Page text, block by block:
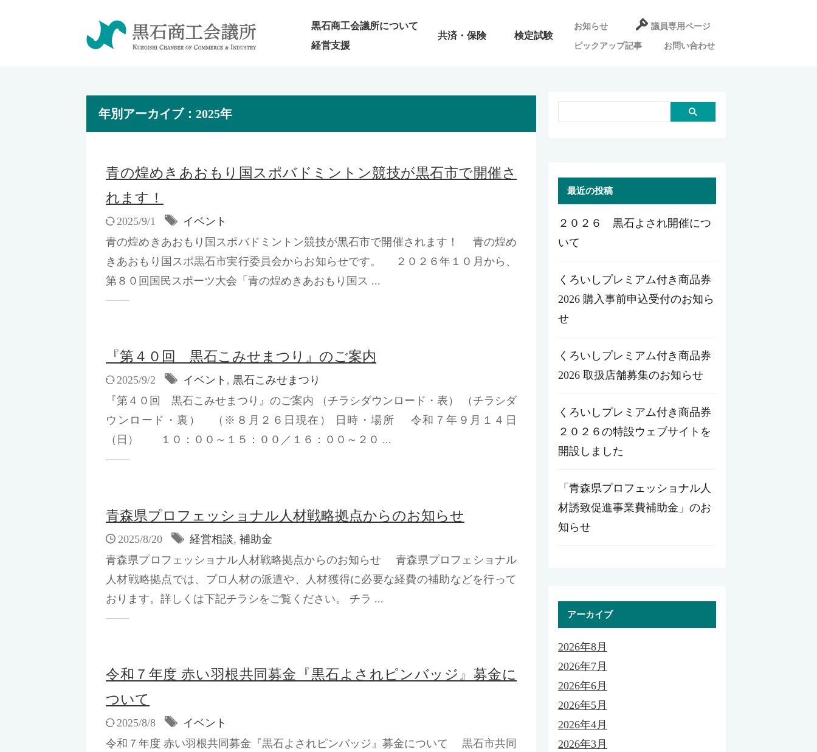
黒石商工会議所について
経営支援
共済・保険 検定試験
お知らせ 議員専用ページ
ピックアップ記事 お問い合わせ
年別アーカイブ：2025年
青の煌めきあおもり国スポバドミントン競技が黒石市で開催さ
れます！
2025/9/1
イベント
青の煌めきあおもり国スポバドミントン競技が黒石市で開催されます！ 青の煌め
きあおもり国スポ黒石市実行委員会からお知らせです。 ２０２６年１０月から、
第８０回国民スポーツ大会「青の煌めきあおもり国ス ...
『第４０回 黒石こみせまつり』のご案内
2025/9/2 イベント , 黒石こみせまつり
『第４０回 黒石こみせまつり』のご案内 （チラシダウンロード・表） （チラシダ
ウンロード・裏） （※８月２６日現在） 日時・場所 令和７年９月１４日
（日） １０：００～１５：００／１６：００～２０ ...
青森県プロフェッショナル人材戦略拠点からのお知らせ
2025/8/20 経営相談, 補助金
青森県プロフェッショナル人材戦略拠点からのお知らせ 青森県プロフェショナル
人材戦略拠点では、プロ人材の派遣や、人材獲得に必要な経費の補助などを行って
おります。詳しくは下記チラシをご覧ください。 チラ ...
令和７年度 赤い羽根共同募金『黒石よされピンバッジ』募金に
ついて
2025/8/8
イベント
令和７年度 赤い羽根共同募金『黒石よされピンバッジ』募金について 黒石市共同
最近の投稿
２０２６ 黒石よされ開催につ
いて
くろいしプレミアム付き商品券
2026 購入事前申込受付のお知ら
せ
くろいしプレミアム付き商品券
2026 取扱店舗募集のお知らせ
くろいしプレミアム付き商品券
２０２６の特設ウェブサイトを
開設しました
「青森県プロフェッショナル人
材誘致促進事業費補助金」のお
知らせ
アーカイブ
2026年8月
2026年7月
2026年6月
2026年5月
2026年4月
2026年3月